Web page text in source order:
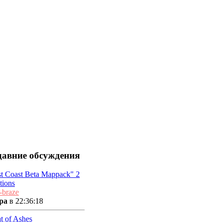
обсуждения
Coast Beta Mappack" 2
braze
в 22:36:18
of Ashes